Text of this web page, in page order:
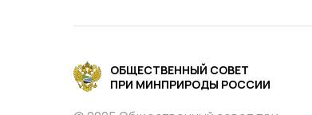
ОБЩЕСТВЕННЫЙ СОВЕТ
ПРИ МИНПРИРОДЫ РОССИИ